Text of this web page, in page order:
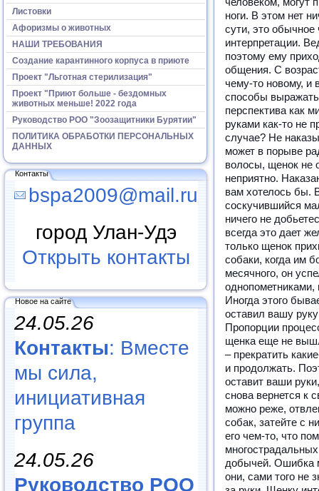
Листовки
Афоризмы о животных
НАШИ ТРЕБОВАНИЯ
Создание карантинного корпуса в приюте
Проект "Льготная стерилизация"
Проект "Приют больше - бездомных
животных меньше! 2022 года
Руководство РОО "Зоозащитники Бурятии"
ПОЛИТИКА ОБРАБОТКИ ПЕРСОНАЛЬНЫХ
ДАННЫХ
Контакты
bspa2009@mail.ru
город Улан-Удэ
Открыть контакты
Новое на сайте
24.05.26
Контакты: Вместе
мы сила,
инициативная
группа
24.05.26
Руководство РОО
ноги. В этом нет
сути, это обычное
интерпретации.
поэтому ему
общения. С
чему-то новому, и
способы
перспектива как
руками как-то не
случае? Не
может в порыве
волосы, щенок не
неприятно.
вам хотелось бы.
соскучившийся
ничего не
всегда это дает
только щенок
собаки, когда им
месячного, он
однопометниками,
Иногда этого
оставил вашу
Пропорции
щенка еще не
– прекратить
и продолжать.
оставит ваши
снова вернется к
можно реже,
собак, затейте с
его чем-то, что
добычей. Ошибка
они, сами того не